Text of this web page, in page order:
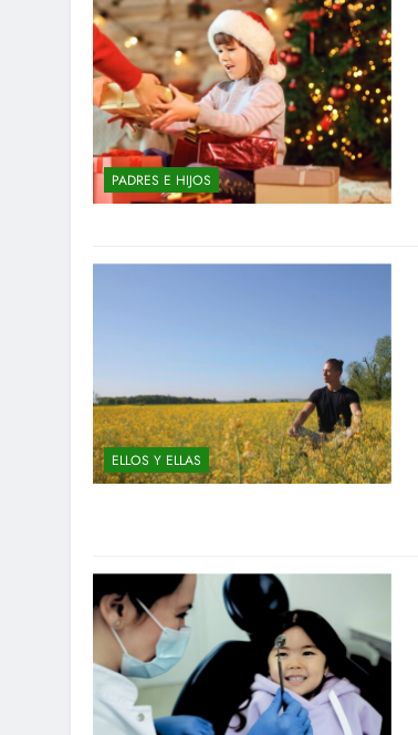
PADRES E HIJOS
ELLOS Y ELLAS